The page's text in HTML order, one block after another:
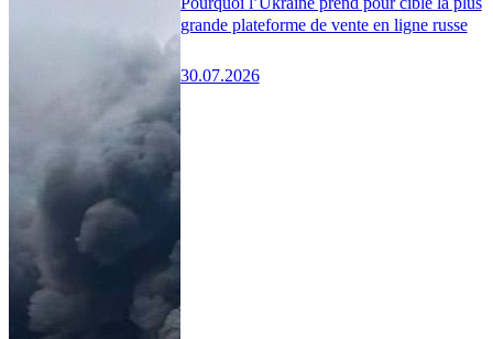
grande plateforme de vente en ligne russe
30.07.2026